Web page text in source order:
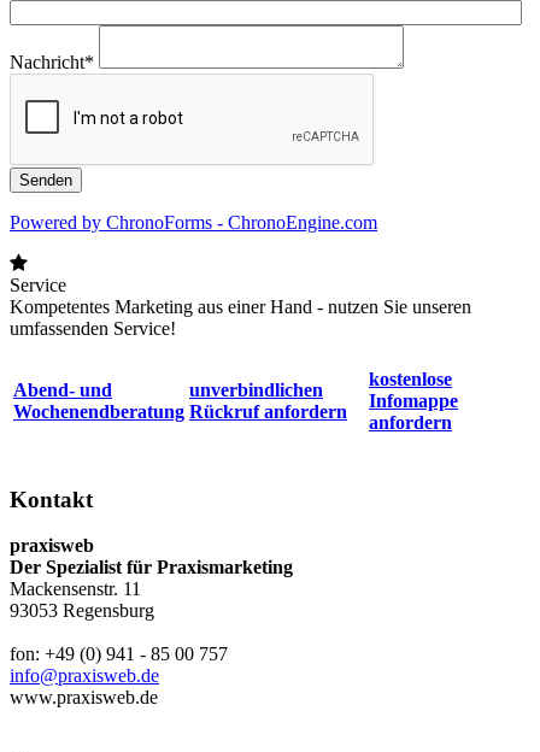
Nachricht*
Powered by ChronoForms - ChronoEngine.com
Service
Kompetentes Marketing aus einer Hand - nutzen Sie unseren
umfassenden Service!
Abend- und
Wochenendberatung
unverbindlichen
Rückruf anfordern
kostenlose
Infomappe
anfordern
Kontakt
praxisweb
Der Spezialist für Praxismarketing
Mackensenstr. 11
93053 Regensburg
fon: +49 (0) 941 - 85 00 757
info@praxisweb.de
www.praxisweb.de